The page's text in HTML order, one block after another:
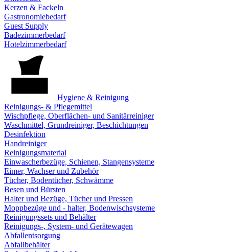
Kerzen & Fackeln
Gastronomiebedarf
Guest Supply
Badezimmerbedarf
Hotelzimmerbedarf
Hygiene & Reinigung
Reinigungs- & Pflegemittel
Wischpflege, Oberflächen- und Sanitärreiniger
Waschmittel, Grundreiniger, Beschichtungen
Desinfektion
Handreiniger
Reinigungsmaterial
Einwascherbezüge, Schienen, Stangensysteme
Eimer, Wachser und Zubehör
Tücher, Bodentücher, Schwämme
Besen und Bürsten
Halter und Bezüge, Tücher und Pressen
Moppbezüge und - halter, Bodenwischsysteme
Reinigungssets und Behälter
Reinigungs-, System- und Gerätewagen
Abfallentsorgung
Abfallbehälter